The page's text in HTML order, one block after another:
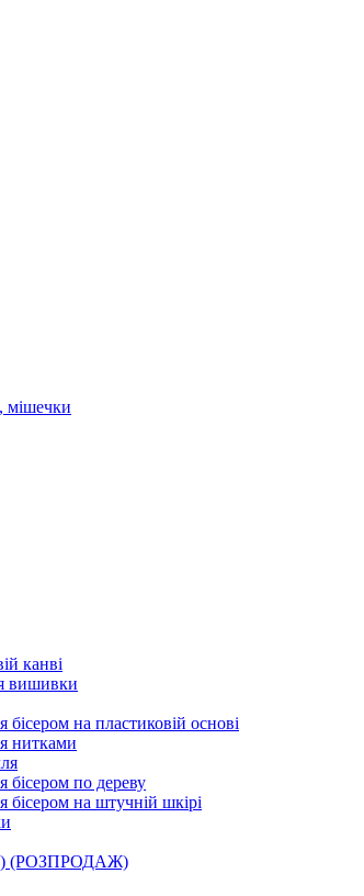
мішечки
канві
вишивки
на пластиковій основі
нитками
по дереву
на штучній шкірі
(РОЗПРОДАЖ)